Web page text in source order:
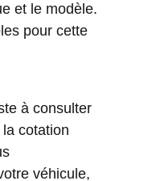
et le modèle.
pour cette
à consulter
cotation
véhicule,